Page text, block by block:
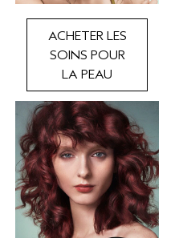
ACHETER LES
SOINS POUR
LA PEAU